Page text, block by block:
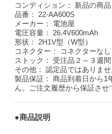
コンディション：
新品の商品
品番：
22-AA600S
メーカー：
電池屋
電圧容量：
26.4V600mAh
形状：
2H1V型（W型）
コネクター：
コネクターな
ストック：
受注品２～３週間
その他：
認定品ではありませ
製品保証：
商品到着日から1
ん。ご注文履歴から保証させ
●商品説明